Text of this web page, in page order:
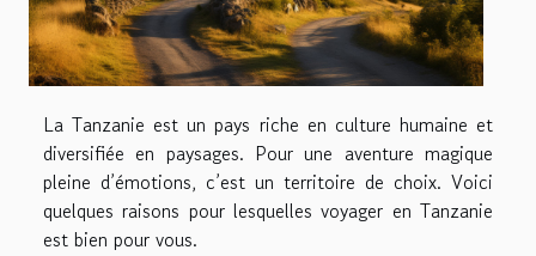
La Tanzanie est un pays riche en culture humaine et
diversifiée en paysages. Pour une aventure magique
pleine d’émotions, c’est un territoire de choix. Voici
quelques raisons pour lesquelles voyager en Tanzanie
est bien pour vous.